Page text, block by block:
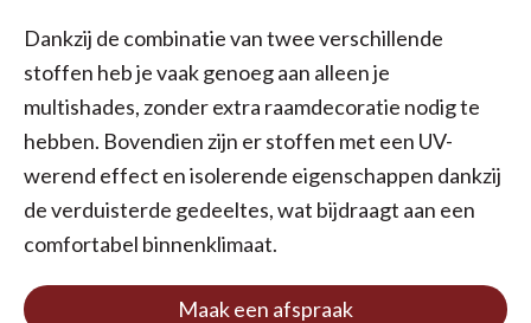
Dankzij de combinatie van twee verschillende
stoffen heb je vaak genoeg aan alleen je
multishades, zonder extra raamdecoratie nodig te
hebben. Bovendien zijn er stoffen met een UV-
werend effect en isolerende eigenschappen dankzij
de verduisterde gedeeltes, wat bijdraagt aan een
comfortabel binnenklimaat.
Maak een afspraak